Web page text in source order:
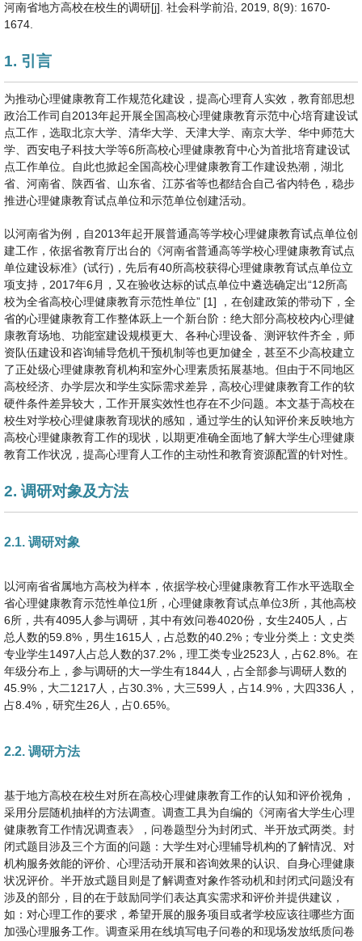
河南省地方高校在校生的调研[j]. 社会科学前沿, 2019, 8(9): 1670-
1674.
1. 引言
为推动心理健康教育工作规范化建设，提高心理育人实效，教育部思想
政治工作司自2013年起开展全国高校心理健康教育示范中心培育建设试
点工作，选取北京大学、清华大学、天津大学、南京大学、华中师范大
学、西安电子科技大学等6所高校心理健康教育中心为首批培育建设试
点工作单位。自此也掀起全国高校心理健康教育工作建设热潮，湖北
省、河南省、陕西省、山东省、江苏省等也都结合自己省内特色，稳步
推进心理健康教育试点单位和示范单位创建活动。
以河南省为例，自2013年起开展普通高等学校心理健康教育试点单位创
建工作，依据省教育厅出台的《河南省普通高等学校心理健康教育试点
单位建设标准》(试行)，先后有40所高校获得心理健康教育试点单位立
项支持，2017年6月，又在验收达标的试点单位中遴选确定出“12所高
校为全省高校心理健康教育示范性单位” [1] ，在创建政策的带动下，全
省的心理健康教育工作整体跃上一个新台阶：绝大部分高校校内心理健
康教育场地、功能室建设规模更大、各种心理设备、测评软件齐全，师
资队伍建设和咨询辅导危机干预机制等也更加健全，甚至不少高校建立
了正处级心理健康教育机构和室外心理素质拓展基地。但由于不同地区
高校经济、办学层次和学生实际需求差异，高校心理健康教育工作的软
硬件条件差异较大，工作开展实效性也存在不少问题。本文基于高校在
校生对学校心理健康教育现状的感知，通过学生的认知评价来反映地方
高校心理健康教育工作的现状，以期更准确全面地了解大学生心理健康
教育工作状况，提高心理育人工作的主动性和教育资源配置的针对性。
2. 调研对象及方法
2.1. 调研对象
以河南省省属地方高校为样本，依据学校心理健康教育工作水平选取全
省心理健康教育示范性单位1所，心理健康教育试点单位3所，其他高校
6所，共有4095人参与调研，其中有效问卷4020份，女生2405人，占
总人数的59.8%，男生1615人，占总数的40.2%；专业分类上：文史类
专业学生1497人占总人数的37.2%，理工类专业2523人，占62.8%。在
年级分布上，参与调研的大一学生有1844人，占全部参与调研人数的
45.9%，大二1217人，占30.3%，大三599人，占14.9%，大四336人，
占8.4%，研究生26人，占0.65%。
2.2. 调研方法
基于地方高校在校生对所在高校心理健康教育工作的认知和评价视角，
采用分层随机抽样的方法调查。调查工具为自编的《河南省大学生心理
健康教育工作情况调查表》，问卷题型分为封闭式、半开放式两类。封
闭式题目涉及三个方面的问题：大学生对心理辅导机构的了解情况、对
机构服务效能的评价、心理活动开展和咨询效果的认识、自身心理健康
状况评价。半开放式题目则是了解调查对象作答动机和封闭式问题没有
涉及的部分，目的在于鼓励同学们表达真实需求和评价并提供建议，
如：对心理工作的要求，希望开展的服务项目或者学校应该往哪些方面
加强心理服务工作。调查采用在线填写电子问卷的和现场发放纸质问卷